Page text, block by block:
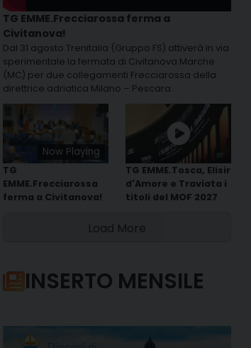
TG EMME.Frecciarossa ferma a
Civitanova!
Dal 31 agosto Trenitalia (Gruppo FS) attiverà in via
sperimentale la fermata di Civitanova Marche
(MC) per due collegamenti Frecciarossa della
direttrice adriatica Milano – Pescara.
Now Playing
TG
EMME.Frecciarossa
ferma a Civitanova!
TG EMME.Tosca, Elisir
d'Amore e Traviata i
titoli del MOF 2027
Load More
INSERTO MENSILE